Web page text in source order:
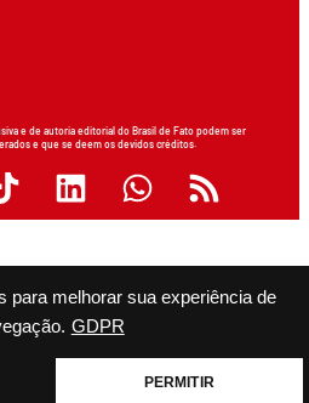
para melhorar sua experiência de
GDPR
PERMITIR
e de autoria editorial do Brasil de Fato podem ser
e que se deem os devidos créditos.